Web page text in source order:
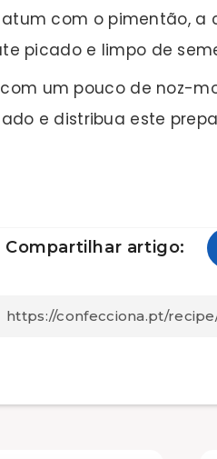
atum com o pimentão,
picado e limpo de
com um pouco de noz-
e distribua este
Compartilhar artigo: